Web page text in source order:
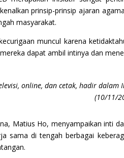
prinsip-prinsip ajaran
masyarakat.
muncul karena
dapat ambil intinya dan
online, dan cetak, hadir dalam
(10/11/
Matius Ho, menyampaikan inti
sama di tengah berbagai